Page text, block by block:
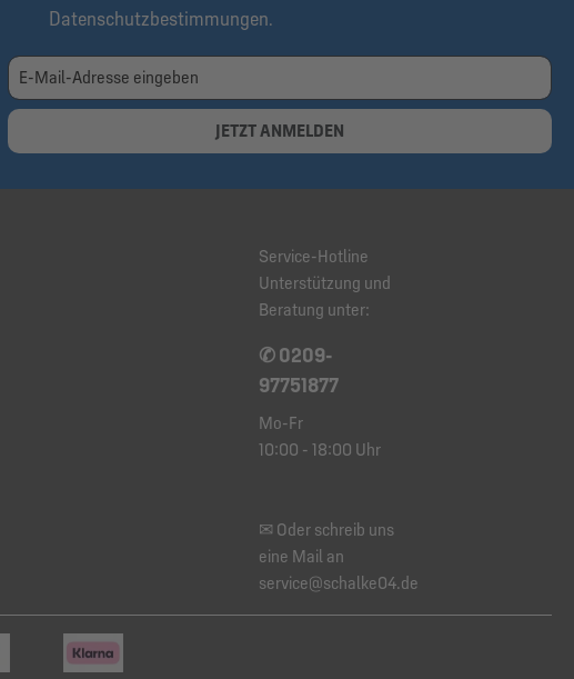
Datenschutzbestimmungen.
JETZT ANMELDEN
Service-Hotline
Unterstützung und
Beratung unter:
✆ 0209-
97751877
Mo-Fr
10:00 - 18:00 Uhr
✉ Oder schreib uns
eine Mail an
service@schalke04.de